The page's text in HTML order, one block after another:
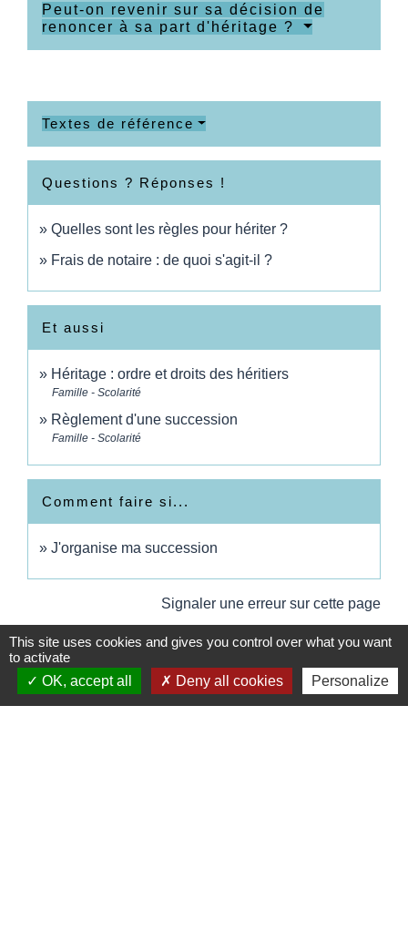
Peut-on revenir sur sa décision de
renoncer à sa part d'héritage ?
Textes de référence
Questions ? Réponses !
Quelles sont les règles pour hériter ?
Frais de notaire : de quoi s'agit-il ?
Et aussi
Héritage : ordre et droits des héritiers
Famille - Scolarité
Règlement d'une succession
Famille - Scolarité
Comment faire si...
J'organise ma succession
Signaler une erreur sur cette page
This site uses cookies and gives you control over what you want
to activate
OK, accept all
Deny all cookies Personalize